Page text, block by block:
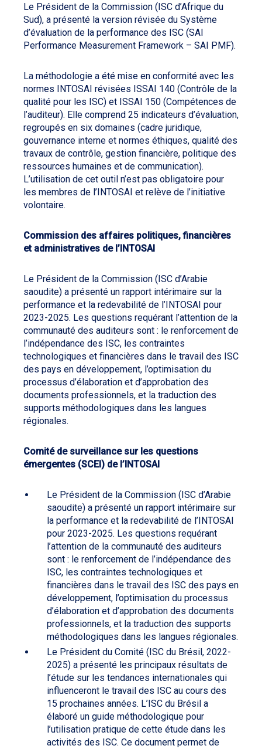
Le Président de la Commission (ISC d’Afrique du
Sud), a présenté la version révisée du Système
d’évaluation de la performance des ISC (SAI
Performance Measurement Framework – SAI PMF).
La méthodologie a été mise en conformité avec les
normes INTOSAI révisées ISSAI 140 (Contrôle de la
qualité pour les ISC) et ISSAI 150 (Compétences de
l’auditeur). Elle comprend 25 indicateurs d’évaluation,
regroupés en six domaines (cadre juridique,
gouvernance interne et normes éthiques, qualité des
travaux de contrôle, gestion financière, politique des
ressources humaines et de communication).
L’utilisation de cet outil n’est pas obligatoire pour
les membres de l’INTOSAI et relève de l’initiative
volontaire.
Commission des affaires politiques, financières
et administratives de l’INTOSAI
Le Président de la Commission (ISC d’Arabie
saoudite) a présenté un rapport intérimaire sur la
performance et la redevabilité de l’INTOSAI pour
2023-2025. Les questions requérant l’attention de la
communauté des auditeurs sont : le renforcement de
l’indépendance des ISC, les contraintes
technologiques et financières dans le travail des ISC
des pays en développement, l’optimisation du
processus d’élaboration et d’approbation des
documents professionnels, et la traduction des
supports méthodologiques dans les langues
régionales.
Comité de surveillance sur les questions
émergentes (SCEI) de l’INTOSAI
Le Président de la Commission (ISC d’Arabie
saoudite) a présenté un rapport intérimaire sur
la performance et la redevabilité de l’INTOSAI
pour 2023-2025. Les questions requérant
l’attention de la communauté des auditeurs
sont : le renforcement de l’indépendance des
ISC, les contraintes technologiques et
financières dans le travail des ISC des pays en
développement, l’optimisation du processus
d’élaboration et d’approbation des documents
professionnels, et la traduction des supports
méthodologiques dans les langues régionales.
Le Président du Comité (ISC du Brésil, 2022-
2025) a présenté les principaux résultats de
l’étude sur les tendances internationales qui
influenceront le travail des ISC au cours des
15 prochaines années. L’ISC du Brésil a
élaboré un guide méthodologique pour
l’utilisation pratique de cette étude dans les
activités des ISC. Ce document permet de